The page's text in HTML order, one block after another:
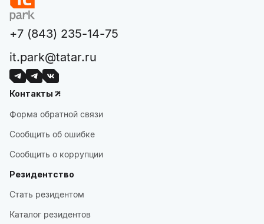
+7 (843) 235-14-75
it.park@tatar.ru
Контакты
Форма обратной связи
Сообщить об ошибке
Сообщить о коррупции
Резидентство
Стать резидентом
Каталог резидентов